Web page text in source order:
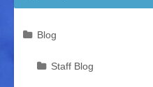
Blog
Staff Blog